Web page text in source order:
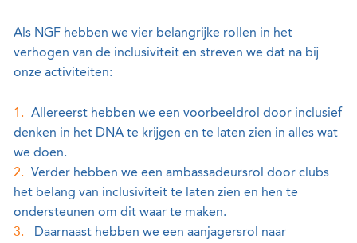
Als NGF hebben we vier belangrijke rollen in het
verhogen van de inclusiviteit en streven we dat na bij
onze activiteiten:
Allereerst hebben we een voorbeeldrol door inclusief
denken in het DNA te krijgen en te laten zien in alles wat
we doen.
Verder hebben we een ambassadeursrol door clubs
het belang van inclusiviteit te laten zien en hen te
ondersteunen om dit waar te maken.
Daarnaast hebben we een aanjagersrol naar